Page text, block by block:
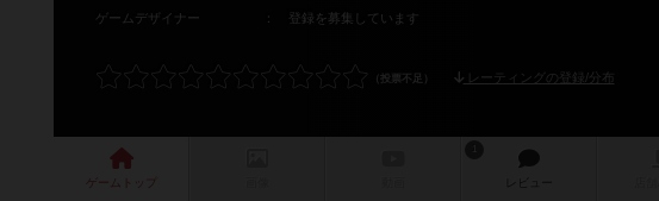
ゲームデザイナー
： 登録を募集しています
レーティングの登録/分布
ゲーム レビュー